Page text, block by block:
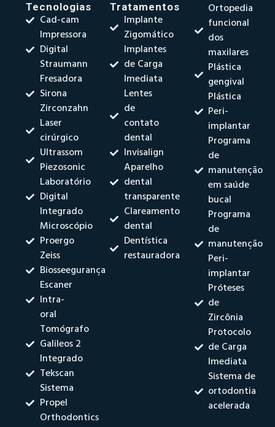
Tecnologias
Cad-cam
Impressora
Digital
Straumann
Fresadora
Sirona
Zirconzahn
Laser
cirúrgico
Ultrassom
Piezosonic
Laboratório
Digital
Integrado
Microscópio
Proergo
Zeiss
Biosseegurança
Escaner
Intra-
oral
Tomógrafo
Galileos 2
Integrado
Tekscan
Sistema
Propel
Orthodontics
Tratamentos
Implante
Zigomático
Implantes
de Carga
Imediata
Lentes
de
contato
dental
Invisalign
Aparelho
dental
transparente
Clareamento
dental
Dentística
restauradora
Ortopedia
funcional
dos
maxilares
Plástica
gengival
Plástica
Peri-
implantar
Programa
de
manutenção
em saúde
bucal
Programa
de
manutenção
Peri-
implantar
Próteses
de
Zircônia
Protocolo
de Carga
Imediata
Sistema de
ortodontia
acelerada